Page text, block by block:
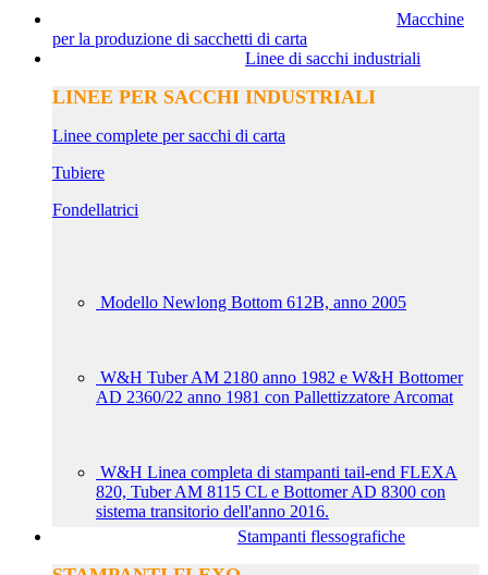
Macchine
per la produzione di sacchetti di carta
Linee di sacchi industriali
LINEE PER SACCHI INDUSTRIALI
Linee complete per sacchi di carta
Tubiere
Fondellatrici
Modello Newlong Bottom 612B, anno 2005
W&H Tuber AM 2180 anno 1982 e W&H Bottomer
AD 2360/22 anno 1981 con Pallettizzatore Arcomat
W&H Linea completa di stampanti tail-end FLEXA
820, Tuber AM 8115 CL e Bottomer AD 8300 con
sistema transitorio dell'anno 2016.
Stampanti flessografiche